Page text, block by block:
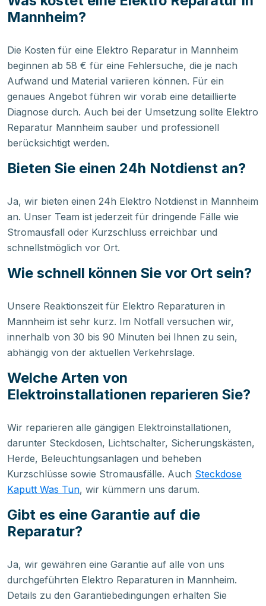
Mannheim?
Die Kosten für eine Elektro Reparatur in Mannheim
beginnen ab 58 € für eine Fehlersuche, die je nach
Aufwand und Material variieren können. Für ein
genaues Angebot führen wir vorab eine detaillierte
Diagnose durch. Auch bei der Umsetzung sollte Elektro
Reparatur Mannheim sauber und professionell
berücksichtigt werden.
Bieten Sie einen 24h Notdienst an?
Ja, wir bieten einen 24h Elektro Notdienst in Mannheim
an. Unser Team ist jederzeit für dringende Fälle wie
Stromausfall oder Kurzschluss erreichbar und
schnellstmöglich vor Ort.
Wie schnell können Sie vor Ort sein?
Unsere Reaktionszeit für Elektro Reparaturen in
Mannheim ist sehr kurz. Im Notfall versuchen wir,
innerhalb von 30 bis 90 Minuten bei Ihnen zu sein,
abhängig von der aktuellen Verkehrslage.
Welche Arten von
Elektroinstallationen reparieren Sie?
Wir reparieren alle gängigen Elektroinstallationen,
darunter Steckdosen, Lichtschalter, Sicherungskästen,
Herde, Beleuchtungsanlagen und beheben
Kurzschlüsse sowie Stromausfälle. Auch Steckdose
Kaputt Was Tun, wir kümmern uns darum.
Gibt es eine Garantie auf die
Reparatur?
Ja, wir gewähren eine Garantie auf alle von uns
durchgeführten Elektro Reparaturen in Mannheim.
Details zu den Garantiebedingungen erhalten Sie